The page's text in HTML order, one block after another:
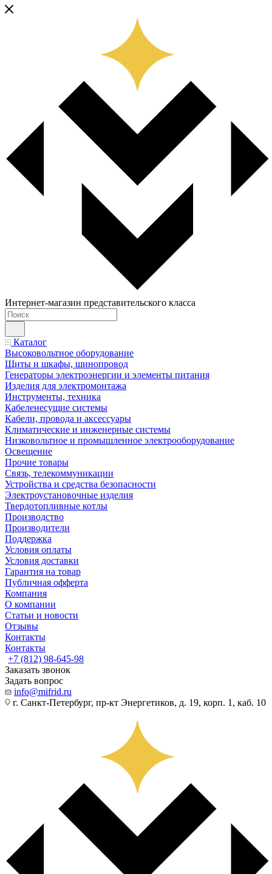
Интернет-магазин представительского класса
Каталог
Высоковольтное оборудование
Щиты и шкафы, шинопровод
Генераторы электроэнергии и элементы питания
Изделия для электромонтажа
Инструменты, техника
Кабеленесущие системы
Кабели, провода и аксессуары
Климатические и инженерные системы
Низковольтное и промышленное электрооборудование
Освещение
Прочие товары
Связь, телекоммуникации
Устройства и средства безопасности
Электроустановочные изделия
Твердотопливные котлы
Производство
Производители
Поддержка
Условия оплаты
Условия доставки
Гарантия на товар
Публичная офферта
Компания
О компании
Статьи и новости
Отзывы
Контакты
Контакты
+7 (812) 98-645-98
Заказать звонок
Задать вопрос
info@mifrid.ru
г. Санкт-Петербург, пр-кт Энергетиков, д. 19, корп. 1, каб. 10